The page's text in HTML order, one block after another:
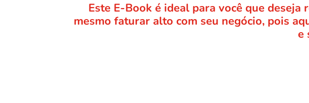
Este E-Book é ideal para você que
mesmo faturar alto com seu negócio, pois
e